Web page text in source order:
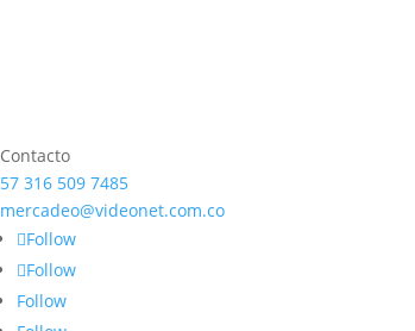
Contacto
57 316 509 7485
mercadeo@videonet.com.co
Follow
Follow
Follow